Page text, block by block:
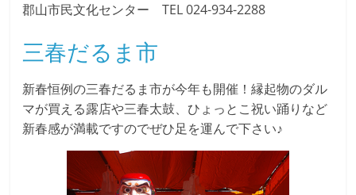
郡山市民文化センター TEL 024-934-2288
三春だるま市
新春恒例の三春だるま市が今年も開催！縁起物のダル
マが買える露店や三春太鼓、ひょっとこ祝い踊りなど
新春感が満載ですのでぜひ足を運んで下さい♪